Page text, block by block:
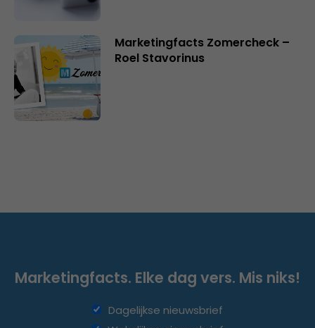
Marketingfacts Zomercheck –
Roel Stavorinus
Marketingfacts. Elke dag vers. Mis niks!
Dagelijkse nieuwsbrief